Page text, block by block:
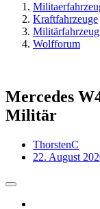
Kraftfahrzeuge
Wolfforum
Mercedes
Militär
ThorstenC
22. August